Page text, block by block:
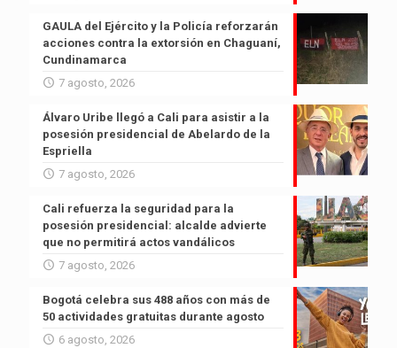
GAULA del Ejército y la Policía reforzarán
acciones contra la extorsión en Chaguaní,
Cundinamarca
7 agosto, 2026
Álvaro Uribe llegó a Cali para asistir a la
posesión presidencial de Abelardo de la
Espriella
7 agosto, 2026
Cali refuerza la seguridad para la
posesión presidencial: alcalde advierte
que no permitirá actos vandálicos
7 agosto, 2026
Bogotá celebra sus 488 años con más de
50 actividades gratuitas durante agosto
6 agosto, 2026